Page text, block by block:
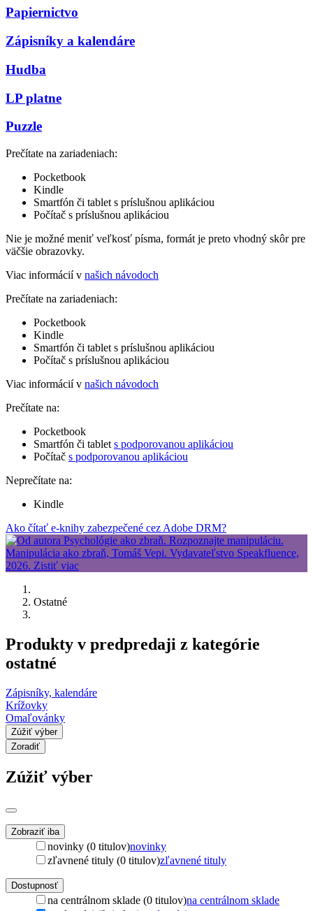
Papiernictvo
Zápisníky a kalendáre
Hudba
LP platne
Puzzle
Prečítate na zariadeniach:
Pocketbook
Kindle
Smartfón či tablet s príslušnou aplikáciou
Počítač s príslušnou aplikáciou
Nie je možné meniť veľkosť písma, formát je preto vhodný skôr pre
väčšie obrazovky.
Viac informácií v našich návodoch
Prečítate na zariadeniach:
Pocketbook
Kindle
Smartfón či tablet s príslušnou aplikáciou
Počítač s príslušnou aplikáciou
Viac informácií v našich návodoch
Prečítate na:
Pocketbook
Smartfón či tablet s podporovanou aplikáciou
Počítač s podporovanou aplikáciou
Neprečítate na:
Kindle
Ako čítať e-knihy zabezpečené cez Adobe DRM?
Ostatné
Produkty v predpredaji z kategórie
ostatné
Zápisníky, kalendáre
Krížovky
Omaľovánky
Zúžiť výber
Zoradiť
Zúžiť výber
Zobraziť iba
novinky (0 titulov)novinky
zľavnené tituly (0 titulov)zľavnené tituly
Dostupnosť
na centrálnom sklade (0 titulov)na centrálnom sklade